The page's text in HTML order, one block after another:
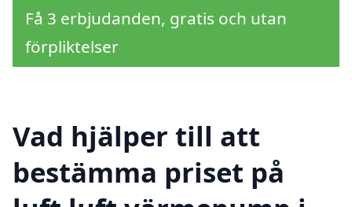
Få 3 erbjudanden, gratis och utan
förpliktelser
Vad hjälper till att
bestämma priset på